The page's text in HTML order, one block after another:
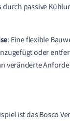
durch passive
: Eine flexible
oder
veränderte
ist das Bosco